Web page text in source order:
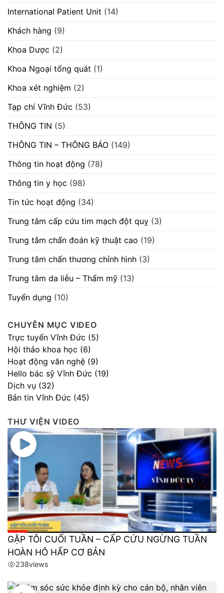
International Patient Unit (14)
Khách hàng (9)
Khoa Dược (2)
Khoa Ngoại tổng quát (1)
Khoa xét nghiệm (2)
Tạp chí Vĩnh Đức (53)
THÔNG TIN (5)
THÔNG TIN – THÔNG BÁO (149)
Thông tin hoạt động (78)
Thông tin y học (98)
Tin tức hoạt động (34)
Trung tâm cấp cứu tim mạch đột quỵ (3)
Trung tâm chẩn đoán kỹ thuật cao (19)
Trung tâm chấn thương chỉnh hình (3)
Trung tâm da liễu – Thẩm mỹ (13)
Tuyển dụng (10)
CHUYÊN MỤC VIDEO
Trực tuyến Vĩnh Đức (5)
Hội thảo khoa học (6)
Hoạt động văn nghệ (9)
Hello bác sỹ Vĩnh Đức (19)
Dịch vụ (32)
Bản tin Vĩnh Đức (45)
THƯ VIỆN VIDEO
GẶP TÔI CUỐI TUẦN – CẤP CỨU NGỪNG TUẦN
HOÀN HÔ HẤP CƠ BẢN
238views